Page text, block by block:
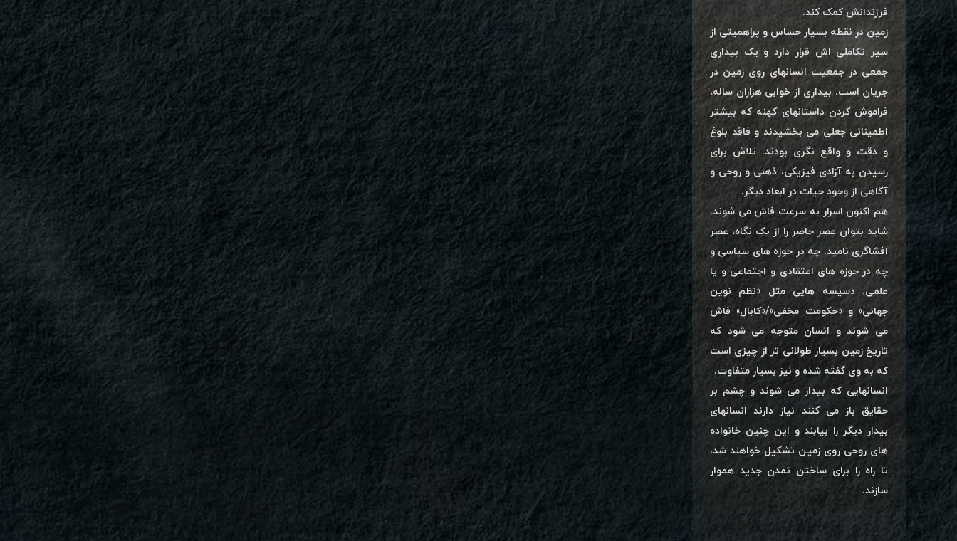
فرزندانش کمک کند.
زمین در نقطه بسیار حساس و پراهمیتی از
سیر تکاملی اش قرار دارد و یک بیداری
جمعی در جمعیت انسانهای روی زمین در
جریان است. بیداری از خوابی هزاران ساله،
فراموش کردن داستانهای کهنه که بیشتر
اطمینانی جعلی می بخشیدند و فاقد بلوغ
و دقت و واقع نگری بودند. تلاش برای
رسیدن به آزادی فیزیکی، ذهنی و روحی و
آگاهی از وجود حیات در ابعاد دیگر.
هم اکنون اسرار به سرعت فاش می شوند.
شاید بتوان عصر حاضر را از یک نگاه، عصر
افشاگری نامید. چه در حوزه های سیاسی و
چه در حوزه های اعتقادی و اجتماعی و یا
علمی. دسیسه هایی مثل «نظم نوین
جهانی» و «حکومت مخفی»/«کابال» فاش
می شوند و انسان متوجه می شود که
تاریخ زمین بسیار طولانی تر از چیزی است
که به وی گفته شده و نیز بسیار متفاوت.
انسانهایی که بیدار می شوند و چشم بر
حقایق باز می کنند نیاز دارند انسانهای
بیدار دیگر را بیابند و این چنین خانواده
های روحی روی زمین تشکیل خواهند شد،
تا راه را برای ساختن تمدن جدید هموار
سازند.